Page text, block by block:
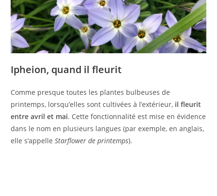
Ipheion, quand il fleurit
Comme presque toutes les plantes bulbeuses de
printemps, lorsqu’elles sont cultivées à l’extérieur, il fleurit
entre avril et mai. Cette fonctionnalité est mise en évidence
dans le nom en plusieurs langues (par exemple, en anglais,
elle s’appelleStarflower de printemps).